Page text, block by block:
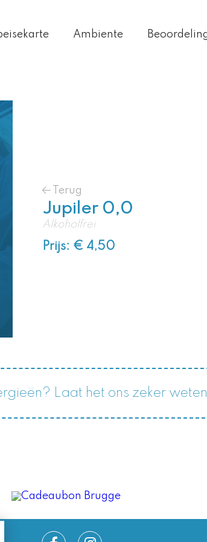
Ambiente
Terug
Jupiler 0,0
Alkoholfrei
Prijs: € 4,50
Laat het ons zeker